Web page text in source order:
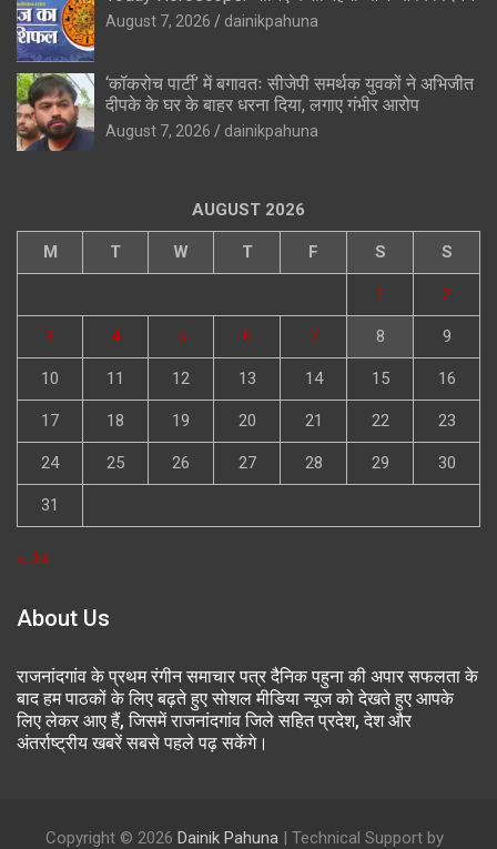
August 7, 2026 dainikpahuna
‘कॉकरोच पार्टी’ में बगावतः सीजेपी समर्थक युवकों ने अभिजीत
दीपके के घर के बाहर धरना दिया, लगाए गंभीर आरोप
August 7, 2026 dainikpahuna
AUGUST 2026
M T W T F S S
1 2
3 4 5 6 7 8 9
10 11 12 13 14 15 16
17 18 19 20 21 22 23
24 25 26 27 28 29 30
31
« Jul
About Us
राजनांदगांव के प्रथम रंगीन समाचार पत्र दैनिक पहुना की अपार सफलता के
बाद हम पाठकों के लिए बढ़ते हुए सोशल मीडिया न्यूज को देखते हुए आपके
लिए लेकर आए हैं, जिसमें राजनांदगांव जिले सहित प्रदेश, देश और
अंतर्राष्ट्रीय खबरें सबसे पहले पढ़ सकेंगे।
Copyright © 2026 Dainik Pahuna| Technical Support by